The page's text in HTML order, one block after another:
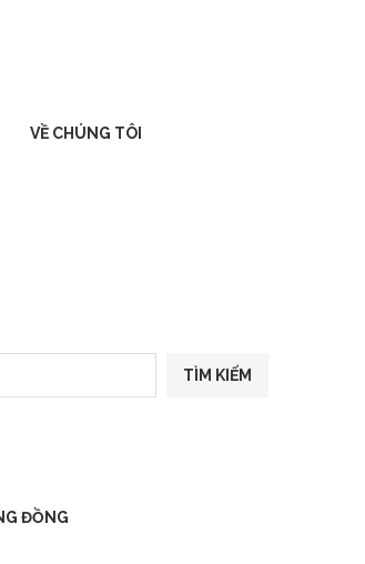
VỀ CHÚNG TÔI
TÌM KIẾM
ĐỒNG